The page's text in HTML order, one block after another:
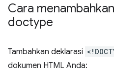
Cara
doctype
Tambahkan deklarasi
dokumen HTML Anda: